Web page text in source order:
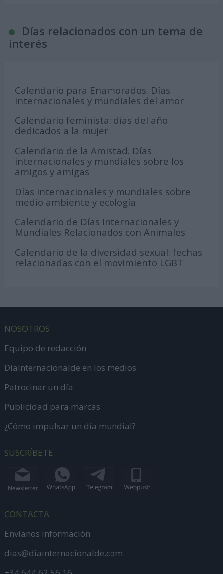
Días relacionados con un tema de
interés
Calendario para Enamorados. Días
internacionales y mundiales del amor
Calendario feminista: días del año
dedicados a la mujer
Calendario de la Amistad. Días
internacionales y mundiales sobre los
amigos y amigas
Días internacionales y mundiales sobre
medio ambiente y ecología
Calendario de Días Internacionales y
Mundiales Relacionados con Animales
Calendario de la diversidad sexual: fechas
relacionadas con el movimiento LGBT
NOSOTROS
Equipo de redacción
DiaInternacionalde en los medios
Patrocinar un día
Publicidad para marcas
¿Cómo impulsar un día mundial?
SUSCRÍBETE
CONTACTA
Envíanos información
dias@diainternacionalde.com